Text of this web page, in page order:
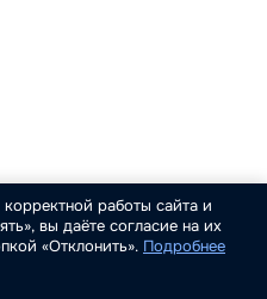
работы сайта и
вы даёте согласие на их
«Отклонить». Подробнее